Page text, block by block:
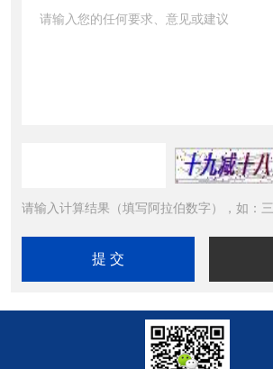
请输入计算结果（填写阿拉伯数字），如：